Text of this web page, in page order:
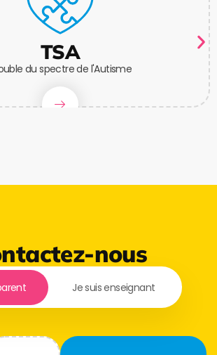
TSA
du spectre de l'Autisme
nous
Je suis enseignant